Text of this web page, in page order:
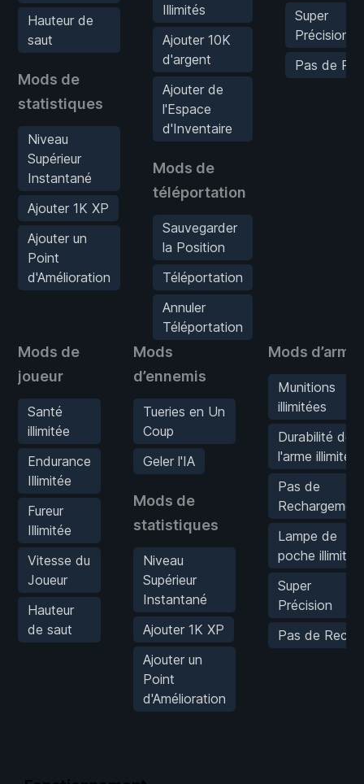
Hauteur de
saut
Mods de
statistiques
Niveau
Supérieur
Instantané
Ajouter 1K XP
Ajouter un
Point
d'Amélioration
Illimités
Ajouter 10K
d'argent
Ajouter de
l'Espace
d'Inventaire
Mods de
téléportation
Sauvegarder
la Position
Téléportation
Annuler
Téléportation
Super
Précision
Pas de
Mods de
joueur
Santé
illimitée
Endurance
Illimitée
Fureur
Illimitée
Vitesse du
Joueur
Hauteur
de saut
Mods
d’ennemis
Tueries en Un
Coup
Geler l'IA
Mods de
statistiques
Niveau
Supérieur
Instantané
Ajouter 1K XP
Ajouter un
Point
d'Amélioration
Mods
Munitions
illimitées
Durabilité de
l'arme illimitée
Pas de
Rechargement
Lampe de
poche illimitée
Super
Précision
Pas de Recul